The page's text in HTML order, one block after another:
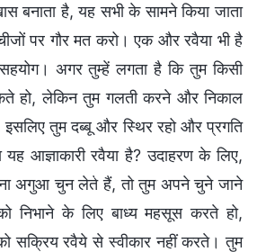
बनाता है, यह सभी के सामने किया जाता
पर गौर मत करो। एक और रवैया भी है
अगर तुम्हें लगता है कि तुम किसी
हो, लेकिन तुम गलती करने और निकाल
इसलिए तुम दब्बू और स्थिर रहो और प्रगति
आज्ञाकारी रवैया है? उदाहरण के लिए,
अगुआ चुन लेते हैं, तो तुम अपने चुने जाने
निभाने के लिए बाध्य महसूस करते हो,
सक्रिय रवैये से स्वीकार नहीं करते। तुम